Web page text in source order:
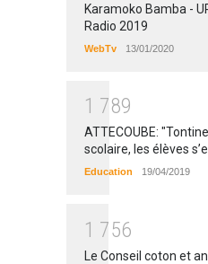
Karamoko Bamba -
Radio 2019
WebTv 13/01/2020
1 789
ATTECOUBE:
scolaire, les élèves
Education 19/04/2019
1 756
Le Conseil coton et